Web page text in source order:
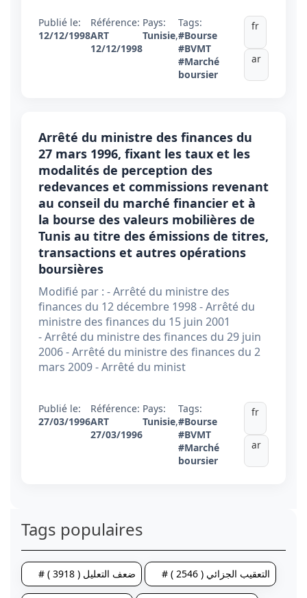
Publié le:
12/12/1998
Référence:
ART
12/12/1998
Pays:
Tunisie,
Tags:
#Bourse
#BVMT
#Marché
boursier
fr
ar
Arrêté du ministre des finances du
27 mars 1996, fixant les taux et les
modalités de perception des
redevances et commissions revenant
au conseil du marché financier et à
la bourse des valeurs mobilières de
Tunis au titre des émissions de titres,
transactions et autres opérations
boursières
Modifié par : - Arrêté du ministre des
finances du 12 décembre 1998 - Arrêté du
ministre des finances du 15 juin 2001
- Arrêté du ministre des finances du 29 juin
2006 - Arrêté du ministre des finances du 2
mars 2009 - Arrêté du minist
Publié le:
27/03/1996
Référence:
ART
27/03/1996
Pays:
Tunisie,
Tags:
#Bourse
#BVMT
#Marché
boursier
fr
ar
Tags populaires
# ضعف التعليل ( 3918 ) # التعقيب الجزائي ( 2546 )